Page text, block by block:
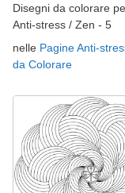
Disegni da colorare
Anti-stress / Zen - 5
nelle Pagine Anti-
da Colorare